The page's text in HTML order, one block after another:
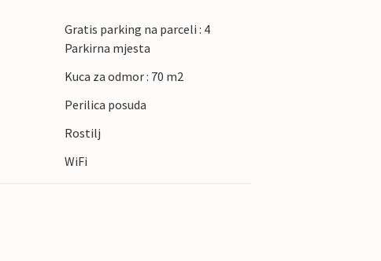
Gratis parking na parceli : 4
Parkirna mjesta
Kuca za odmor : 70 m2
Perilica posuda
Rostilj
WiFi